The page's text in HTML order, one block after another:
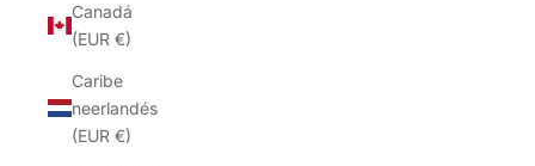
Canadá
(EUR €)
Caribe
neerlandés
(EUR €)